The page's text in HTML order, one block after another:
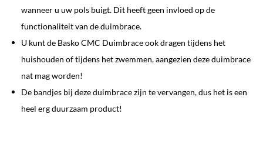
wanneer u uw pols buigt. Dit heeft geen invloed op de
functionaliteit van de duimbrace.
U kunt de Basko CMC Duimbrace ook dragen tijdens het
huishouden of tijdens het zwemmen, aangezien deze duimbrace
nat mag worden!
De bandjes bij deze duimbrace zijn te vervangen, dus het is een
heel erg duurzaam product!